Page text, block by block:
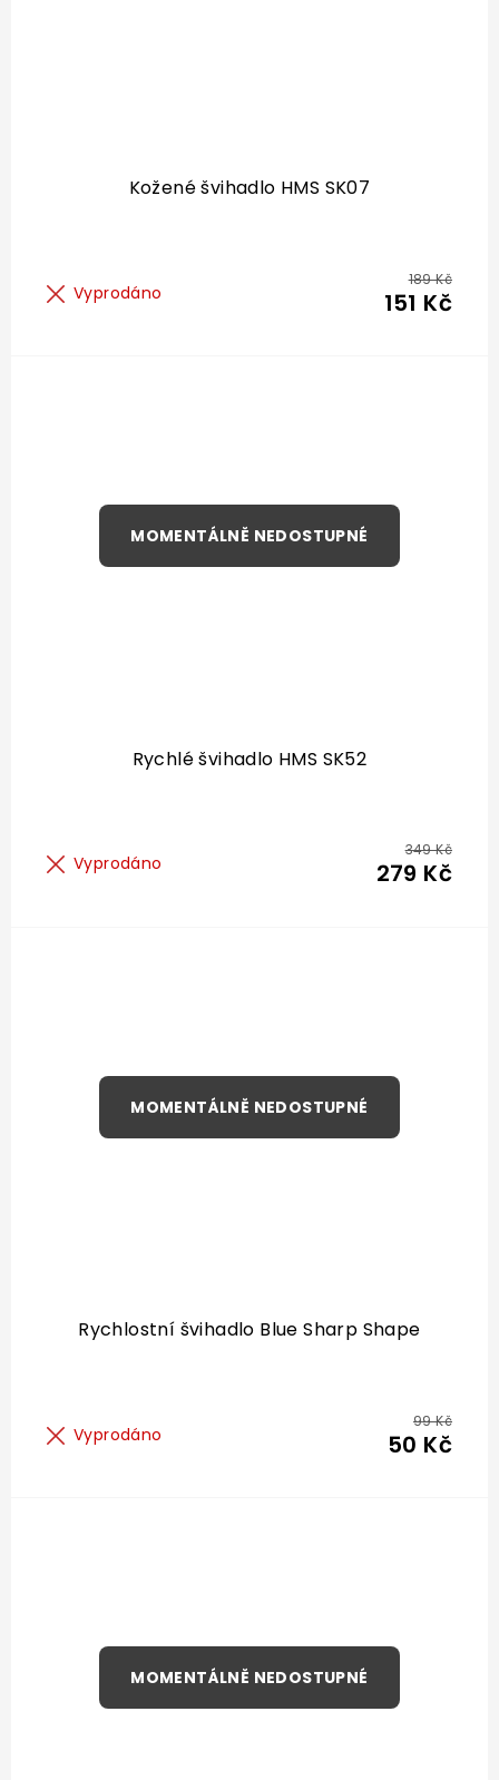
Kožené švihadlo HMS SK07
Vyprodáno
189 Kč
151 Kč
Rychlé švihadlo HMS SK52
Vyprodáno
349 Kč
279 Kč
Rychlostní švihadlo Blue Sharp Shape
Vyprodáno
99 Kč
50 Kč